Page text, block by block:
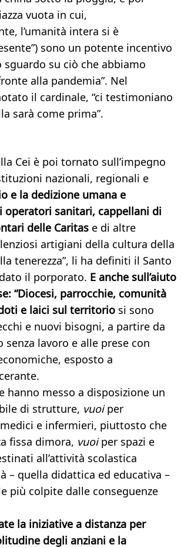
vuota in cui,
l’umanità intera si è
sono un potente incentivo
sguardo su ciò che abbiamo
alla pandemia”. Nel
il cardinale, “ci testimoniano
sarà come prima”.
Cei è poi tornato sull’impegno
nazionali, regionali e
e la dedizione umana e
operatori sanitari, cappellani di
delle Caritas e di altre
artigiani della cultura della
tenerezza”, li ha definiti il Santo
il porporato. E anche sull’aiuto
“Diocesi, parrocchie, comunità
e laici sul territorio si sono
e nuovi bisogni, a partire da
lavoro e alle prese con
esposto a
hanno messo a disposizione un
di strutture, vuoiper
medici e infermieri, piuttosto che
fissa dimora, vuoiper spazi e
all’attività scolastica
– quella didattica ed educativa –
più colpite dalle conseguenze
la iniziative a distanza per
degli anziani e la